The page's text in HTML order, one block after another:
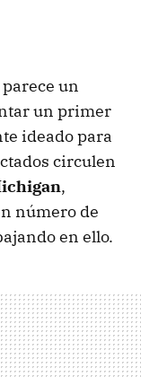
un
un primer
ideado para
circulen
,
número de
en ello.